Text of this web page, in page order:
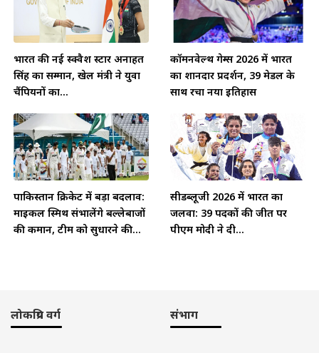
भारत की नई स्क्वैश स्टार अनाहत
सिंह का सम्मान, खेल मंत्री ने युवा
चैंपियनों का...
कॉमनवेल्थ गेम्स 2026 में भारत
का शानदार प्रदर्शन, 39 मेडल के
साथ रचा नया इतिहास
पाकिस्तान क्रिकेट में बड़ा बदलाव:
माइकल स्मिथ संभालेंगे बल्लेबाजों
की कमान, टीम को सुधारने की...
सीडब्लूजी 2026 में भारत का
जलवा: 39 पदकों की जीत पर
पीएम मोदी ने दी...
लोकप्रिय वर्ग संभाग